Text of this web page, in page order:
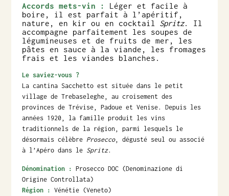
Accords mets-vin : Léger et facile à
boire, il est parfait à l’apéritif,
nature, en kir ou en cocktail
Spritz. Il
accompagne parfaitement les soupes de
légumineuses et de fruits de mer, les
pâtes en sauce à la viande, les fromages
frais et les viandes blanches.
Le saviez-vous ?
La cantina Sacchetto est située dans le petit
village de Trebaseleghe, au croisement des
provinces de Trévise, Padoue et Venise. Depuis les
années 1920, la famille produit les vins
traditionnels de la région, parmi lesquels le
désormais célèbre Prosecco, dégusté seul ou associé
à l’Apéro dans le Spritz.
Dénomination : Prosecco DOC (Denominazione di
Origine Controllata)
Région : Vénétie (Veneto)